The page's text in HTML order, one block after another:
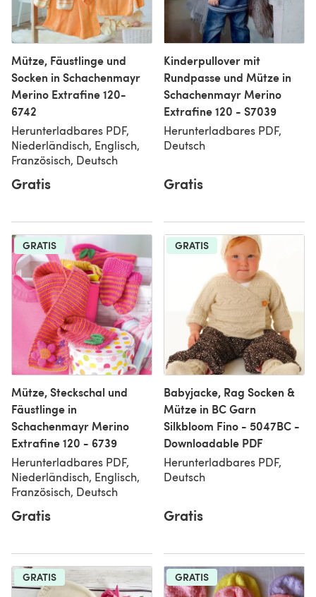
Mütze, Fäustlinge und
Socken in Schachenmayr
Merino Extrafine 120-
6742
Herunterladbares PDF,
Niederländisch, Englisch,
Französisch, Deutsch
Gratis
Kinderpullover mit
Rundpasse und Mütze in
Schachenmayr Merino
Extrafine 120 - S7039
Herunterladbares PDF,
Deutsch
Gratis
GRATIS
Mütze, Steckschal und
Fäustlinge in
Schachenmayr Merino
Extrafine 120 - 6739
Herunterladbares PDF,
Niederländisch, Englisch,
Französisch, Deutsch
Gratis
GRATIS
Babyjacke, Rag Socken &
Mütze in BC Garn
Silkbloom Fino - 5047BC -
Downloadable PDF
Herunterladbares PDF,
Deutsch
Gratis
GRATIS GRATIS